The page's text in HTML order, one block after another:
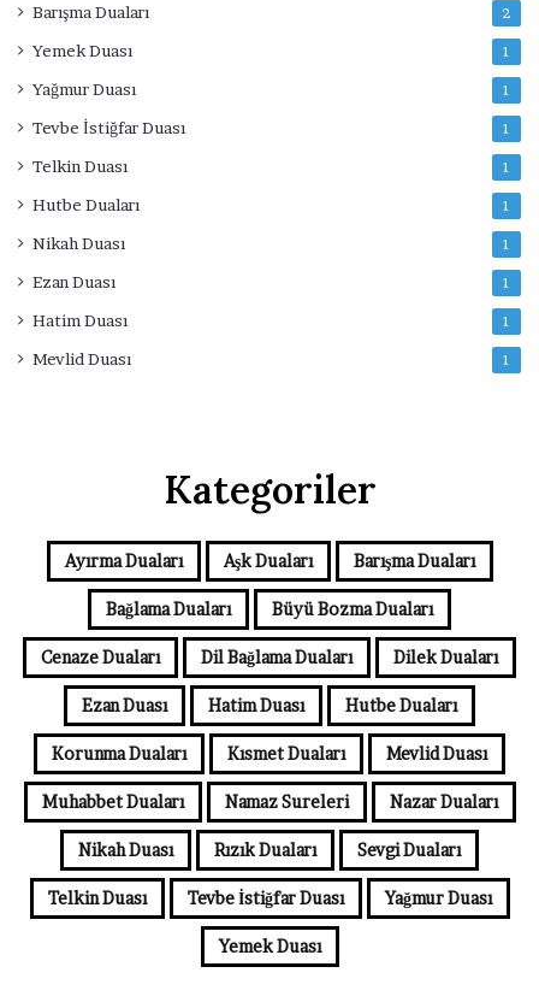
Barışma Duaları 2
Yemek Duası 1
Yağmur Duası 1
Tevbe İstiğfar Duası 1
Telkin Duası 1
Hutbe Duaları 1
Nikah Duası 1
Ezan Duası 1
Hatim Duası 1
Mevlid Duası 1
Kategoriler
Ayırma Duaları Aşk Duaları Barışma Duaları
Bağlama Duaları Büyü Bozma Duaları
Cenaze Duaları Dil Bağlama Duaları Dilek Duaları
Ezan Duası Hatim Duası Hutbe Duaları
Korunma Duaları Kısmet Duaları Mevlid Duası
Muhabbet Duaları Namaz Sureleri Nazar Duaları
Nikah Duası Rızık Duaları Sevgi Duaları
Telkin Duası Tevbe İstiğfar Duası Yağmur Duası
Yemek Duası